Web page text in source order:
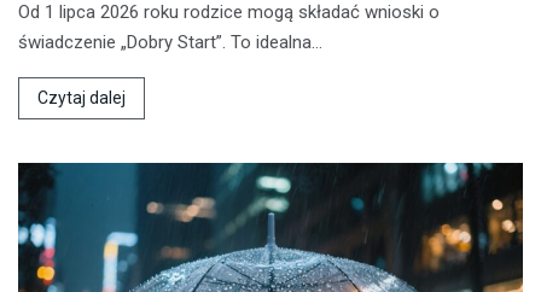
Od 1 lipca 2026 roku rodzice mogą składać wnioski o
świadczenie „Dobry Start”. To idealna…
Czytaj dalej